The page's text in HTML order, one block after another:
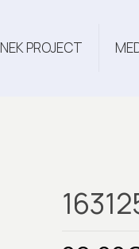
NEK PROJECT